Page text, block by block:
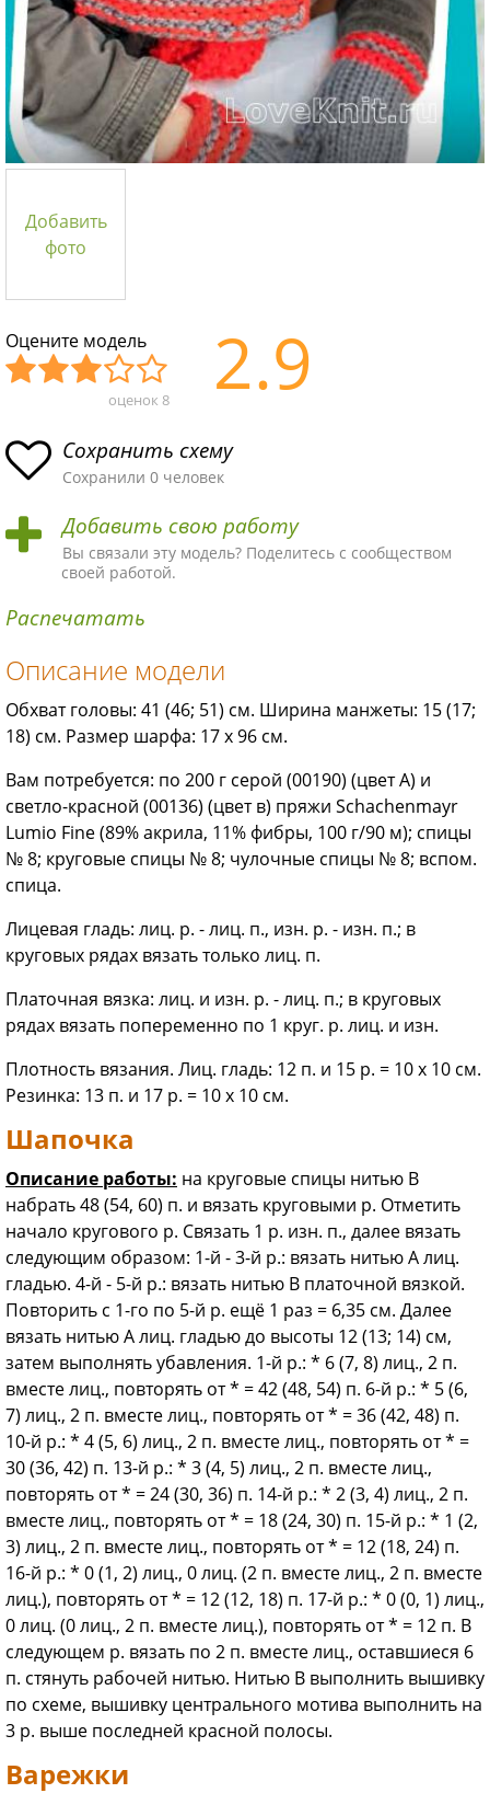
Добавить
фото
Оцените модель
асн
ая
ма
пло
хая
ма
ыч
ная
ма
Хор
ая
ма
Отл
ая
ма!
оценок 8 2.9
Сохранить схему
Сохранили 0 человек
Добавить свою работу
Вы связали эту модель? Поделитесь с сообществом
своей работой.
Распечатать
Описание модели
Обхват головы: 41 (46; 51) см. Ширина манжеты: 15 (17;
18) см. Размер шарфа: 17 х 96 см.
Вам потребуется: по 200 г серой (00190) (цвет А) и
светло-красной (00136) (цвет в) пряжи Schachenmayr
Lumio Fine (89% акрила, 11% фибры, 100 г/90 м); спицы
№ 8; круговые спицы № 8; чулочные спицы № 8; вспом.
спица.
Лицевая гладь: лиц. р. - лиц. п., изн. р. - изн. п.; в
круговых рядах вязать только лиц. п.
Платочная вязка: лиц. и изн. р. - лиц. п.; в круговых
рядах вязать попеременно по 1 круг. р. лиц. и изн.
Плотность вязания. Лиц. гладь: 12 п. и 15 р. = 10 х 10 см.
Резинка: 13 п. и 17 р. = 10 х 10 см.
Шапочка
Описание работы: на круговые спицы нитью В
набрать 48 (54, 60) п. и вязать круговыми р. Отметить
начало кругового р. Связать 1 р. изн. п., далее вязать
следующим образом: 1-й - 3-й р.: вязать нитью A лиц.
гладью. 4-й - 5-й р.: вязать нитью B платочной вязкой.
Повторить с 1-го по 5-й р. ещё 1 раз = 6,35 см. Далее
вязать нитью A лиц. гладью до высоты 12 (13; 14) см,
затем выполнять убавления. 1-й р.: * 6 (7, 8) лиц., 2 п.
вместе лиц., повторять от * = 42 (48, 54) п. 6-й р.: * 5 (6,
7) лиц., 2 п. вместе лиц., повторять от * = 36 (42, 48) п.
10-й р.: * 4 (5, 6) лиц., 2 п. вместе лиц., повторять от * =
30 (36, 42) п. 13-й р.: * 3 (4, 5) лиц., 2 п. вместе лиц.,
повторять от * = 24 (30, 36) п. 14-й р.: * 2 (3, 4) лиц., 2 п.
вместе лиц., повторять от * = 18 (24, 30) п. 15-й р.: * 1 (2,
3) лиц., 2 п. вместе лиц., повторять от * = 12 (18, 24) п.
16-й р.: * 0 (1, 2) лиц., 0 лиц. (2 п. вместе лиц., 2 п. вместе
лиц.), повторять от * = 12 (12, 18) п. 17-й р.: * 0 (0, 1) лиц.,
0 лиц. (0 лиц., 2 п. вместе лиц.), повторять от * = 12 п. В
следующем р. вязать по 2 п. вместе лиц., оставшиеся 6
п. стянуть рабочей нитью. Нитью В выполнить вышивку
по схеме, вышивку центрального мотива выполнить на
3 р. выше последней красной полосы.
Варежки